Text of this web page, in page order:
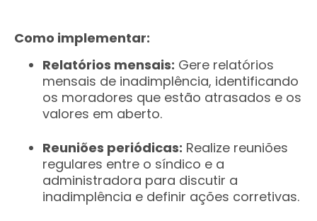
Como implementar:
Relatórios mensais: Gere relatórios
mensais de inadimplência, identificando
os moradores que estão atrasados e os
valores em aberto.
Reuniões periódicas: Realize reuniões
regulares entre o síndico e a
administradora para discutir a
inadimplência e definir ações corretivas.